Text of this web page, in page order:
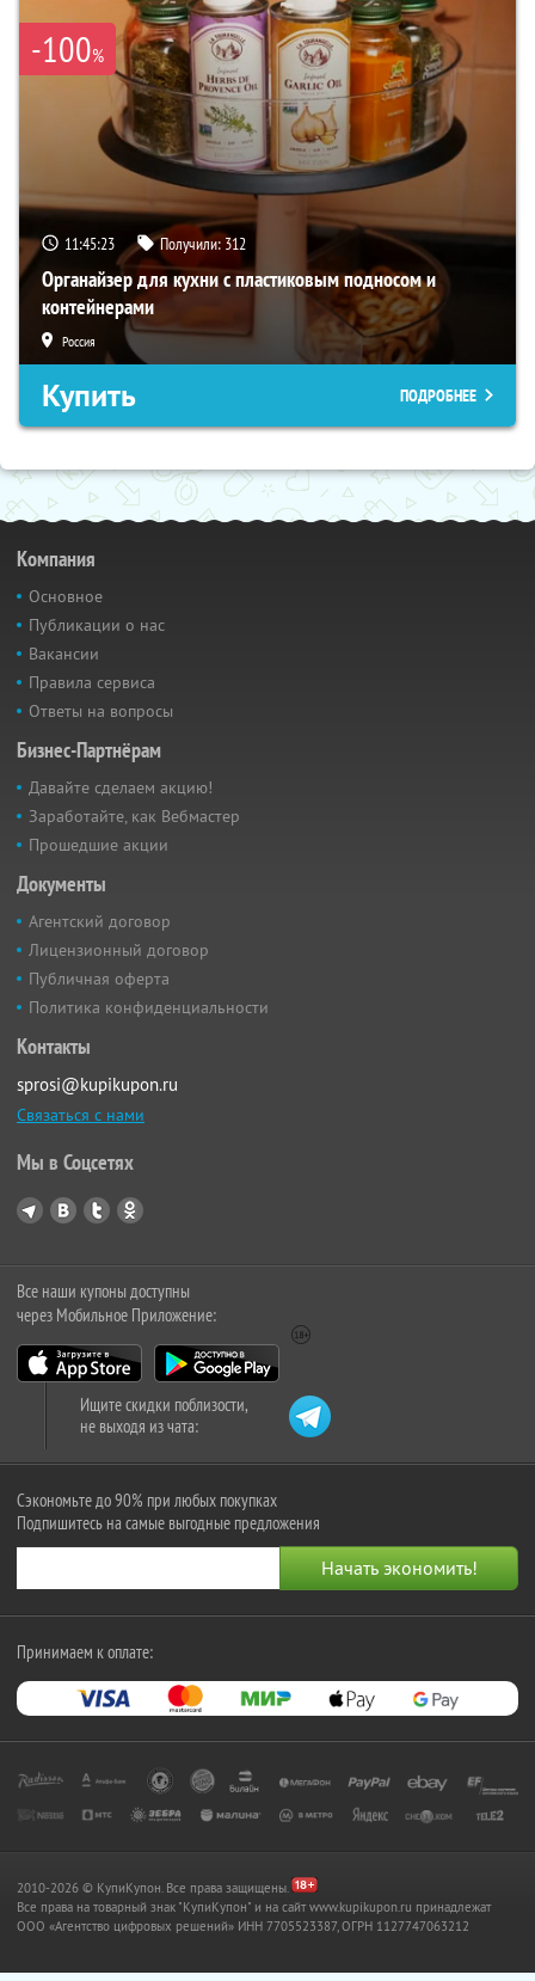
-100%
11:45:22 Получили: 312
Органайзер для кухни с пластиковым подносом и
контейнерами
Россия
Купить ПОДРОБНЕЕ
Компания
Основное
Публикации о нас
Вакансии
Правила сервиса
Ответы на вопросы
Бизнес-Партнёрам
Давайте сделаем акцию!
Заработайте, как Вебмастер
Прошедшие акции
Документы
Агентский договор
Лицензионный договор
Публичная оферта
Политика конфиденциальности
Контакты
sprosi@kupikupon.ru
Связаться с нами
Мы в Соцсетях
Все наши купоны доступны
через Мобильное Приложение:
Ищите скидки поблизости,
не выходя из чата:
Сэкономьте до 90% при любых покупках
Подпишитесь на самые выгодные предложения
Принимаем к оплате:
2010-2026 © КупиКупон. Все права защищены.
Все права на товарный знак "КупиКупон" и на сайт www.kupikupon.ru принадлежат
OOO «Агентство цифровых решений» ИНН 7705523387, ОГРН 1127747063212